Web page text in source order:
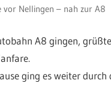
vor Nellingen – nah zur A8
A8 gingen,
ging es weiter durch